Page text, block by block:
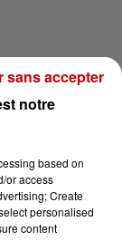
les
pour
notre
based on
or access
Create
personalised
content
sans accepter